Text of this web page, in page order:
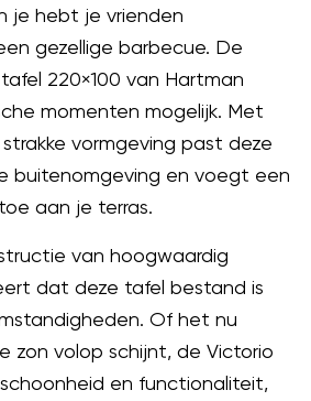
je hebt je vrienden
gezellige barbecue. De
220×100 van Hartman
momenten mogelijk. Met
vormgeving past deze
buitenomgeving en voegt een
aan je terras.
van hoogwaardig
dat deze tafel bestand is
Of het nu
zon volop schijnt, de Victorio
en functionaliteit,